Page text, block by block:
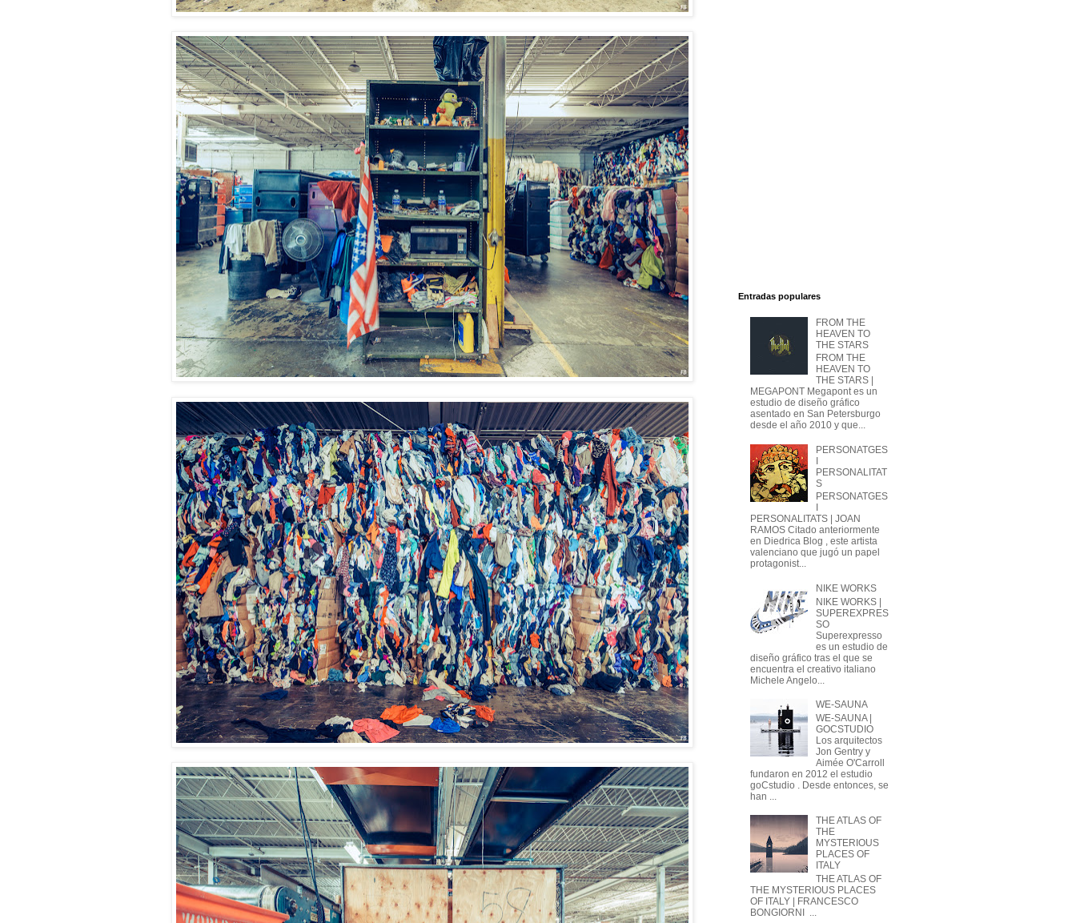
Entradas populares
FROM THE
HEAVEN TO
THE STARS
FROM THE
HEAVEN TO
THE STARS |
MEGAPONT Megapont es un
estudio de diseño gráfico
asentado en San Petersburgo
desde el año 2010 y que...
PERSONATGES
PERSONALITAT
S
PERSONATGES
PERSONALITATS | JOAN
RAMOS Citado anteriormente
en Diedrica Blog , este artista
valenciano que jugó un papel
protagonist...
NIKE WORKS
NIKE WORKS |
SUPEREXPRES
SO
Superexpresso
es un estudio de
diseño gráfico tras el que se
encuentra el creativo italiano
Michele Angelo...
WE-SAUNA
WE-SAUNA |
GOCSTUDIO
Los arquitectos
Jon Gentry y
Aimée O'Carroll
fundaron en 2012 el estudio
goCstudio . Desde entonces, se
han ...
THE ATLAS OF
THE
MYSTERIOUS
PLACES OF
ITALY
THE ATLAS OF
THE MYSTERIOUS PLACES
OF ITALY | FRANCESCO
BONGIORNI ...